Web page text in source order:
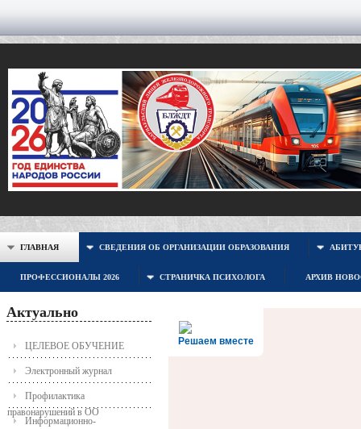
ГЛАВНАЯ СВЕДЕНИЯ ОБ ОРГАНИЗАЦИИ ОБРАЗОВАНИЯ
ПРОФЕССИОНАЛЫ 2026 СТРАНИЧКА ПСИХОЛОГА АРХИВ
Актуально
ЦЕЛЕВОЕ ОБУЧЕНИЕ
Электронный журнал
Профилактика
правонарушений в ОО
Информационно-
Решаем вместе